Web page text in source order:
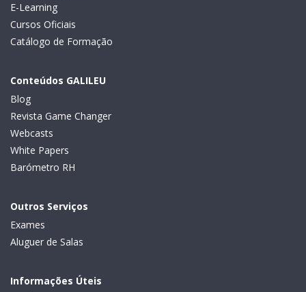
E-Learning
Cursos Oficiais
Catálogo de Formação
Conteúdos GALILEU
Blog
Revista Game Changer
Webcasts
White Papers
Barómetro RH
Outros Serviços
Exames
Aluguer de Salas
Informações Úteis